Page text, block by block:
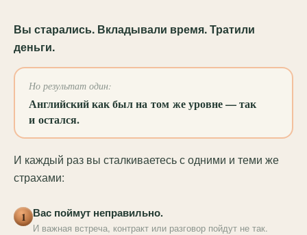
Вы старались. Вкладывали время. Тратили
деньги.
Но результат один:
Английский как был на том же уровне — так
и остался.
И каждый раз вы сталкиваетесь с одними и теми же
страхами:
1 Вас поймут неправильно.
И важная встреча, контракт или разговор пойдут не так.